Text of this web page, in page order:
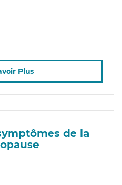
Plus
de la